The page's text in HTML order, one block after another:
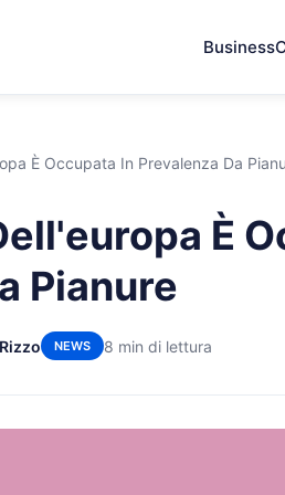
Business
È Occupata In Prevalenza Da
È
Pianure
NEWS 8 min di lettura